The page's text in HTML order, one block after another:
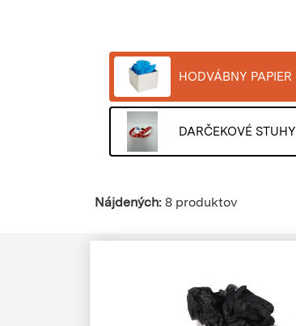
HODVÁBNY PAPIER
DARČEKOVÉ STUHY
Nájdených: 8 produktov